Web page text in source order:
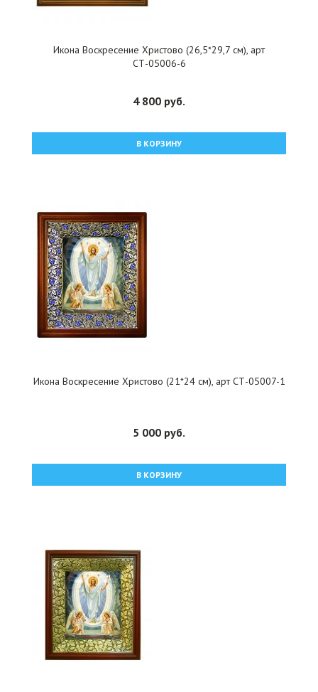
Икона Воскресение Христово (26,5*29,7 см), арт
СТ-05006-6
4 800 руб.
В КОРЗИНУ
Икона Воскресение Христово (21*24 см), арт СТ-05007-1
5 000 руб.
В КОРЗИНУ